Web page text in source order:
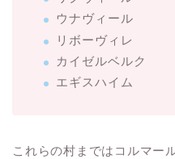
ウナヴィール
リボーヴィレ
カイゼルベルク
エギスハイム
これらの村まではコルマー